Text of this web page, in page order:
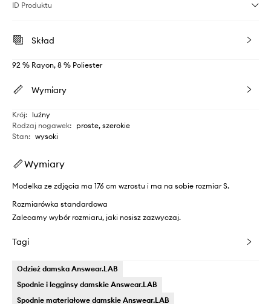
ID Produktu
Skład
92 % Rayon, 8 % Poliester
Wymiary
Krój: luźny
Rodzaj nogawek: proste, szerokie
Stan: wysoki
Wymiary
Modelka ze zdjęcia ma 176 cm wzrostu i ma na sobie rozmiar S.
Rozmiarówka standardowa
Zalecamy wybór rozmiaru, jaki nosisz zazwyczaj.
Tagi
Odzież damska Answear.LAB
Spodnie i legginsy damskie Answear.LAB
Spodnie materiałowe damskie Answear.LAB